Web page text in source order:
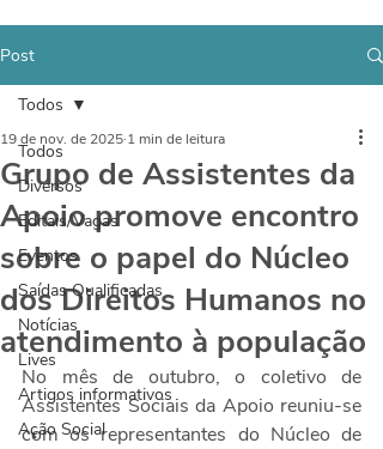
Post
Todos
Diversos
Editais/Vagas
Eventos
Saídas Qualificadas
Notícias
Lives
Artigos informativos
Ação Social
Todos
Grupo de Assistentes da
Apoio promove encontro
sobre o papel do Núcleo
dos Direitos Humanos no
atendimento à população
19 de nov. de 2025 1 min de leitura
No mês de outubro, o coletivo de
Assistentes Sociais da Apoio reuniu-se
com os representantes do Núcleo de